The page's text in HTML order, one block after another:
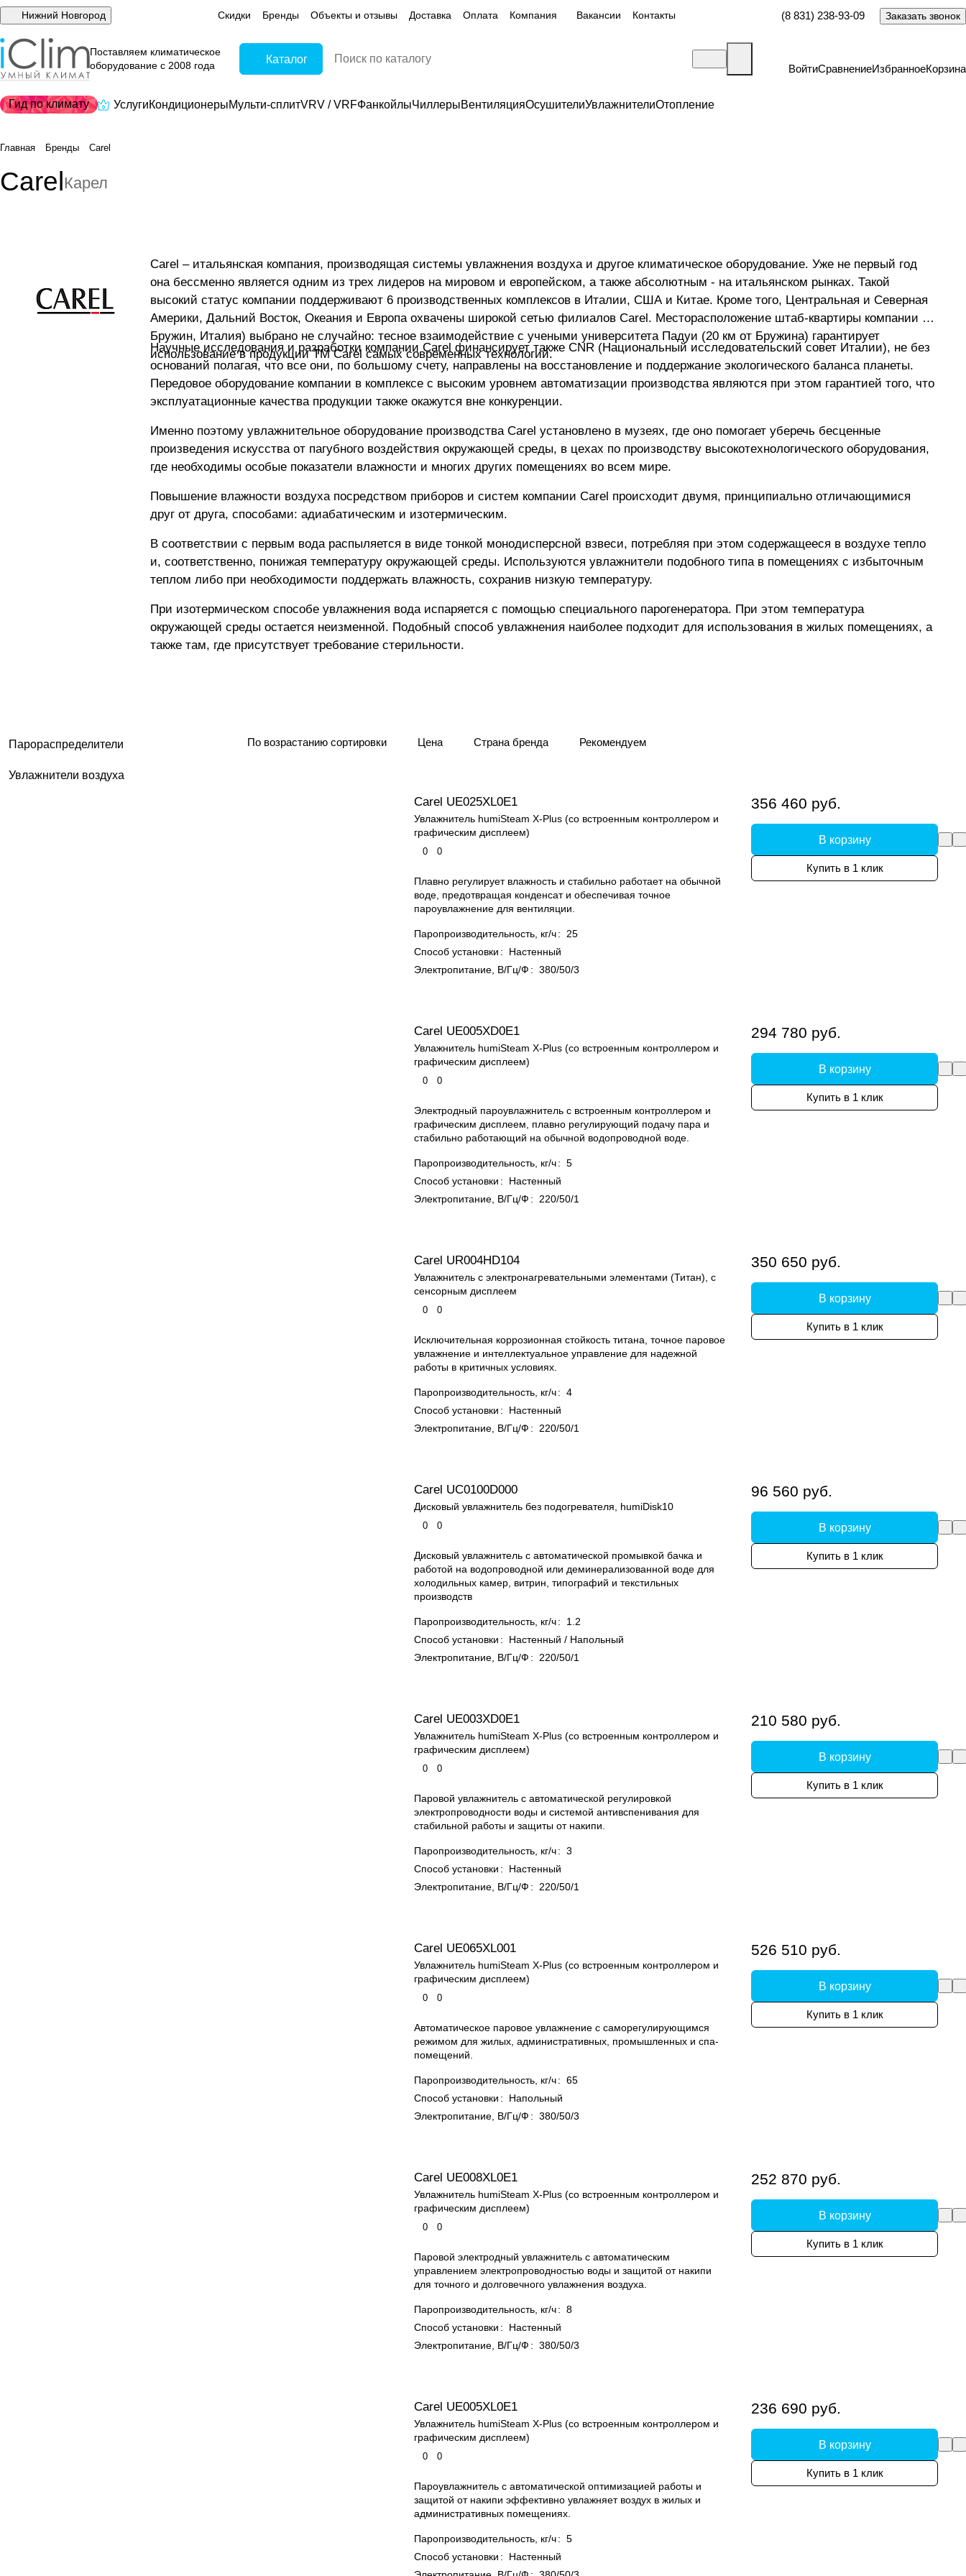
Нижний Новгород Скидки Бренды Объекты и отзывы Доставка Оплата Компания Вакансии Контакты (8 831) 238-93-09 Заказать звонок
Поставляем климатическое
оборудование с 2008 года
Каталог
ВойтиСравнениеИзбранноеКорзина
Гид по климату УслугиКондиционерыМульти-сплитVRV / VRFФанкойлыЧиллерыВентиляцияОсушителиУвлажнителиОтопление
Главная Бренды Carel
Carel Карел
Carel – итальянская компания, производящая системы увлажнения воздуха и другое климатическое оборудование. Уже не первый год
она бессменно является одним из трех лидеров на мировом и европейском, а также абсолютным - на итальянском рынках. Такой
высокий статус компании поддерживают 6 производственных комплексов в Италии, США и Китае. Кроме того, Центральная и Северная
Америки, Дальний Восток, Океания и Европа охвачены широкой сетью филиалов Carel. Месторасположение штаб-квартиры компании (г.
Бружин, Италия) выбрано не случайно: тесное взаимодействие с учеными университета Падуи (20 км от Бружина) гарантирует
использование в продукции ТМ Carel самых современных технологий.
Научные исследования и разработки компании Carel финансирует также CNR (Национальный исследовательский совет Италии), не без
оснований полагая, что все они, по большому счету, направлены на восстановление и поддержание экологического баланса планеты.
Передовое оборудование компании в комплексе с высоким уровнем автоматизации производства являются при этом гарантией того, что
эксплуатационные качества продукции также окажутся вне конкуренции.
Именно поэтому увлажнительное оборудование производства Carel установлено в музеях, где оно помогает уберечь бесценные
произведения искусства от пагубного воздействия окружающей среды, в цехах по производству высокотехнологического оборудования,
где необходимы особые показатели влажности и многих других помещениях во всем мире.
Повышение влажности воздуха посредством приборов и систем компании Carel происходит двумя, принципиально отличающимися
друг от друга, способами: адиабатическим и изотермическим.
В соответствии с первым вода распыляется в виде тонкой монодисперсной взвеси, потребляя при этом содержащееся в воздухе тепло
и, соответственно, понижая температуру окружающей среды. Используются увлажнители подобного типа в помещениях с избыточным
теплом либо при необходимости поддержать влажность, сохранив низкую температуру.
При изотермическом способе увлажнения вода испаряется с помощью специального парогенератора. При этом температура
окружающей среды остается неизменной. Подобный способ увлажнения наиболее подходит для использования в жилых помещениях, а
также там, где присутствует требование стерильности.
Парораспределители
Увлажнители воздуха
По возрастанию сортировки Цена Страна бренда Рекомендуем
Carel UE025XL0E1
Увлажнитель humiSteam X-Plus (со встроенным контроллером и
графическим дисплеем)
0 0
Плавно регулирует влажность и стабильно работает на обычной
воде, предотвращая конденсат и обеспечивая точное
пароувлажнение для вентиляции.
Паропроизводительность, кг/ч:
25
Способ установки :
Настенный
Электропитание, В/Гц/Ф : 380/50/3
356 460 руб.
В корзину
Купить в 1 клик
Carel UE005XD0E1
Увлажнитель humiSteam X-Plus (со встроенным контроллером и
графическим дисплеем)
0 0
Электродный пароувлажнитель с встроенным контроллером и
графическим дисплеем, плавно регулирующий подачу пара и
стабильно работающий на обычной водопроводной воде.
Паропроизводительность, кг/ч: 5
Способ установки :
Настенный
Электропитание, В/Гц/Ф : 220/50/1
294 780 руб.
В корзину
Купить в 1 клик
Carel UR004HD104
Увлажнитель с электронагревательными элементами (Титан), с
сенсорным дисплеем
0 0
Исключительная коррозионная стойкость титана, точное паровое
увлажнение и интеллектуальное управление для надежной
работы в критичных условиях.
Паропроизводительность, кг/ч: 4
Способ установки :
Настенный
Электропитание, В/Гц/Ф : 220/50/1
350 650 руб.
В корзину
Купить в 1 клик
Carel UC0100D000
Дисковый увлажнитель без подогревателя, humiDisk10
0 0
Дисковый увлажнитель с автоматической промывкой бачка и
работой на водопроводной или деминерализованной воде для
холодильных камер, витрин, типографий и текстильных
производств
Паропроизводительность, кг/ч:
1.2
Способ установки :
Настенный / Напольный
Электропитание, В/Гц/Ф : 220/50/1
96 560 руб.
В корзину
Купить в 1 клик
Carel UE003XD0E1
Увлажнитель humiSteam X-Plus (со встроенным контроллером и
графическим дисплеем)
0 0
Паровой увлажнитель с автоматической регулировкой
электропроводности воды и системой антивспенивания для
стабильной работы и защиты от накипи.
Паропроизводительность, кг/ч: 3
Способ установки :
Настенный
Электропитание, В/Гц/Ф : 220/50/1
210 580 руб.
В корзину
Купить в 1 клик
Carel UE065XL001
Увлажнитель humiSteam X-Plus (со встроенным контроллером и
графическим дисплеем)
0 0
Автоматическое паровое увлажнение с саморегулирующимся
режимом для жилых, административных, промышленных и спа-
помещений.
Паропроизводительность, кг/ч: 65
Способ установки :
Напольный
Электропитание, В/Гц/Ф : 380/50/3
526 510 руб.
В корзину
Купить в 1 клик
Carel UE008XL0E1
Увлажнитель humiSteam X-Plus (со встроенным контроллером и
графическим дисплеем)
0 0
Паровой электродный увлажнитель с автоматическим
управлением электропроводностью воды и защитой от накипи
для точного и долговечного увлажнения воздуха.
Паропроизводительность, кг/ч: 8
Способ установки :
Настенный
Электропитание, В/Гц/Ф : 380/50/3
252 870 руб.
В корзину
Купить в 1 клик
Carel UE005XL0E1
Увлажнитель humiSteam X-Plus (со встроенным контроллером и
графическим дисплеем)
0 0
Пароувлажнитель с автоматической оптимизацией работы и
защитой от накипи эффективно увлажняет воздух в жилых и
административных помещениях.
Паропроизводительность, кг/ч: 5
Способ установки :
Настенный
236 690 руб.
В корзину
Купить в 1 клик